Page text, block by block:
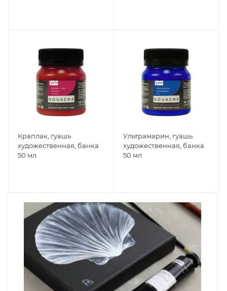
Краплак, гуашь
художественная, банка
50 мл
Ультрамарин, гуашь
художественная, банка
50 мл